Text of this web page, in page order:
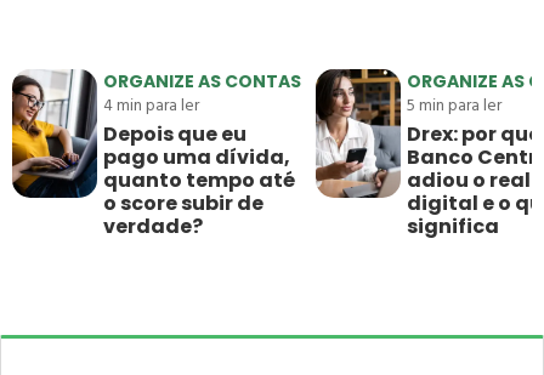
ORGANIZE AS CONTAS
4min para ler
Depois que eu
pago uma dívida,
quanto tempo até
o score subir de
verdade?
ORGANIZE AS
5min para ler
Drex: por
Banco
adiou o real
digital e o
significa